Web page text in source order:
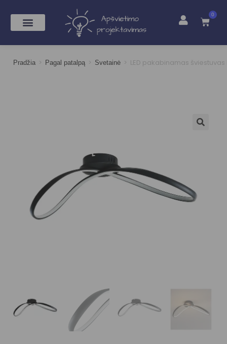
0
Pradžia > Pagal patalpą > Svetainė > LED pakabinamas šviestuvas